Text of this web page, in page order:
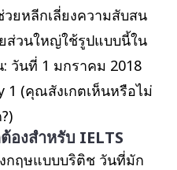
ยหลีกเลี่ยงความสับสน
ส่วนใหญ่ใช้รูปแบบนี้ใน
วันที่ 1 มกราคม 2018
1 (คุณสังเกตเห็นหรือไม่
งสำหรับ IELTS
กฤษแบบบริติช วันที่มัก